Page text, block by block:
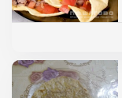
Очень вкусный
условиях своими
полноценный ужин.
семье, так как вкус у
Ингредиенты: